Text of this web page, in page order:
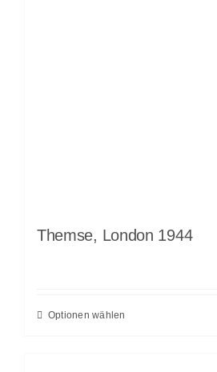
Themse, London 1944
Optionen wählen